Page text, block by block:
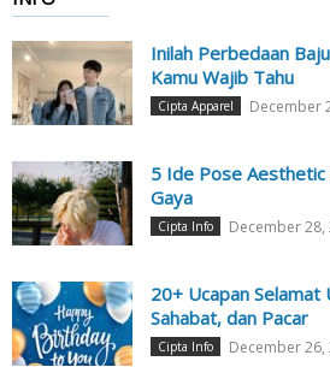
Inilah Perbedaan
Kamu Wajib Tahu
Cipta Apparel December
5 Ide Pose
Gaya
Cipta Info December 28,
20+ Ucapan Selamat
Sahabat, dan Pacar
Cipta Info December 26,